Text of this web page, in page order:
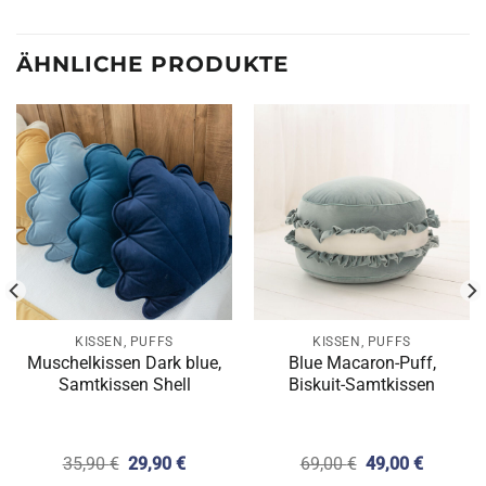
ÄHNLICHE PRODUKTE
KISSEN, PUFFS
Muschelkissen Dark blue,
Samtkissen Shell
35,90€ Ursprünglicher
29,90€Aktueller
KISSEN, PUFFS
Blue Macaron-Puff,
Biskuit-Samtkissen
69,00€ Ursprünglicher
49,00€